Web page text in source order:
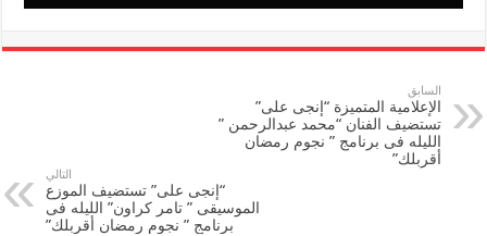
السابق
الإعلامية المتميزة “إنجى على”
تستضيف الفنان “محمد عبدالرحمن ”
الليله فى برنامج ” نجوم رمضان
أقربلك”
التالي
“إنجى على” تستضيف الموزع
الموسيقى ” تامر كراون” الليله فى
برنامج ” نجوم رمضان أقربلك”